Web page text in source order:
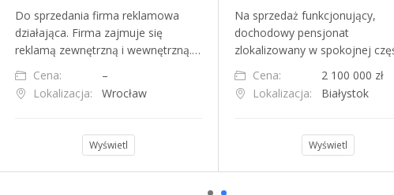
Do sprzedania firma reklamowa
działająca. Firma zajmuje się
reklamą zewnętrzną i wewnętrzną.…
Cena:
–
Lokalizacja:
Wrocław
Wyświetl
Na sprzedaż funkcjonujący,
dochodowy pensjonat
zlokalizowany w spokojnej
Cena:
2 100 000 zł
Lokalizacja:
Białystok
Wyświetl